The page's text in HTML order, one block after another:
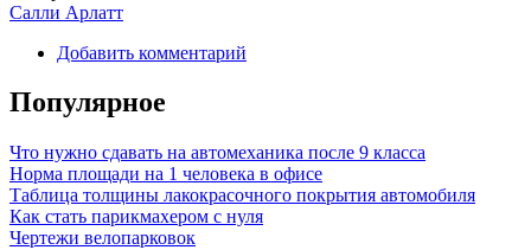
Салли Арлатт
Добавить комментарий
Популярное
Что нужно сдавать на автомеханика после 9 класса
Норма площади на 1 человека в офисе
Таблица толщины лакокрасочного покрытия автомобиля
Как стать парикмахером с нуля
Чертежи велопарковок